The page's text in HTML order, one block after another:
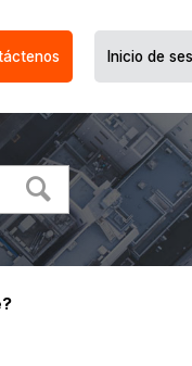
Inicio de